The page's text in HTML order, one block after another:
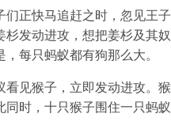
们正快马追赶之时，忽见王
杉发动进攻，想把姜杉及其
，每只蚂蚁都有狗那么大。
看见猴子，立即发动进攻。
同时，十只猴子围住一只蚂